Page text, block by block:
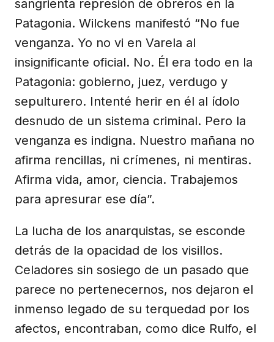
sangrienta represión de obreros en la
Patagonia. Wilckens manifestó “No fue
venganza. Yo no vi en Varela al
insignificante oficial. No. Él era todo en la
Patagonia: gobierno, juez, verdugo y
sepulturero. Intenté herir en él al ídolo
desnudo de un sistema criminal. Pero la
venganza es indigna. Nuestro mañana no
afirma rencillas, ni crímenes, ni mentiras.
Afirma vida, amor, ciencia. Trabajemos
para apresurar ese día”.
La lucha de los anarquistas, se esconde
detrás de la opacidad de los visillos.
Celadores sin sosiego de un pasado que
parece no pertenecernos, nos dejaron el
inmenso legado de su terquedad por los
afectos, encontraban, como dice Rulfo, el